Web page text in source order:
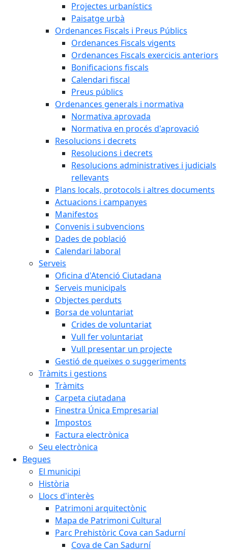
Projectes urbanístics
Paisatge urbà
Ordenances Fiscals i Preus Públics
Ordenances Fiscals vigents
Ordenances Fiscals exercicis anteriors
Bonificacions fiscals
Calendari fiscal
Preus públics
Ordenances generals i normativa
Normativa aprovada
Normativa en procés d'aprovació
Resolucions i decrets
Resolucions i decrets
Resolucions administratives i judicials
rellevants
Plans locals, protocols i altres documents
Actuacions i campanyes
Manifestos
Convenis i subvencions
Dades de població
Calendari laboral
Serveis
Oficina d'Atenció Ciutadana
Serveis municipals
Objectes perduts
Borsa de voluntariat
Crides de voluntariat
Vull fer voluntariat
Vull presentar un projecte
Gestió de queixes o suggeriments
Tràmits i gestions
Tràmits
Carpeta ciutadana
Finestra Única Empresarial
Impostos
Factura electrònica
Seu electrònica
Begues
El municipi
Història
Llocs d'interès
Patrimoni arquitectònic
Mapa de Patrimoni Cultural
Parc Prehistòric Cova can Sadurní
Cova de Can Sadurní